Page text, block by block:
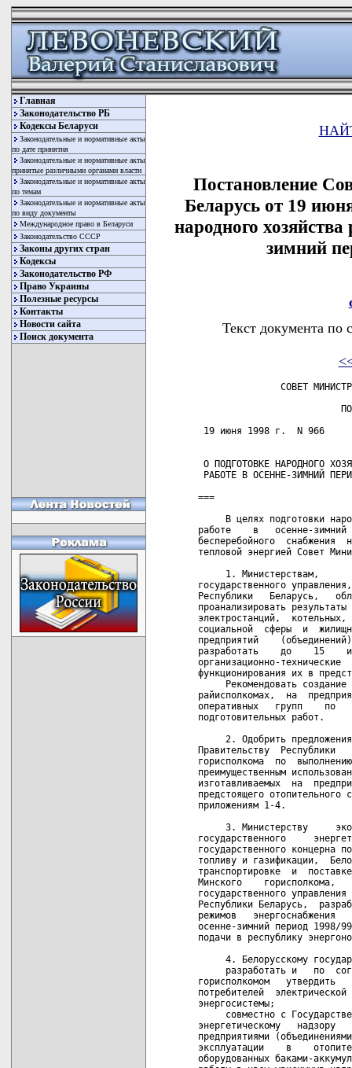
Главная
Законодательство РБ
Кодексы Беларуси
Законодательные и нормативные акты
по дате принятия
Законодательные и нормативные акты
принятые различными органами власти
Законодательные и нормативные акты
по темам
Законодательные и нормативные акты
по виду документы
Международное право в Беларуси
Законодательство СССР
Законы других стран
Кодексы
Законодательство РФ
Право Украины
Полезные ресурсы
Контакты
Новости сайта
Поиск документа
Постановление
Беларусь от 19
народного
зимний
Текст документа по
СОВЕТ МИНИСТРОВ РЕСПУБЛИКИ БЕЛАРУСЬ

                          ПОСТАНОВЛЕНИЕ

 19 июня 1998 г.  N 966                                      г.Минск


 О ПОДГОТОВКЕ НАРОДНОГО ХОЗЯЙСТВА РЕСПУБЛИКИ К
 РАБОТЕ В ОСЕННЕ-ЗИМНИЙ ПЕРИОД 1998/99 ГОДА

===

     В целях подготовки народного хозяйства республики к  устойчивой
работе    в   осенне-зимний   период   1998/99   года,   обеспечения
бесперебойного  снабжения  населения   топливом,   электрической   и
тепловой энергией Совет Министров Республики Беларусь ПОСТАНОВЛЯЕТ:

     1. Министерствам,      другим      республиканским      органам
государственного управления, объединениям, подчиненным Правительству
Республики   Беларусь,   облисполкомам   и   Минскому   горисполкому
проанализировать результаты работы в предыдущий  отопительный  сезон
электростанций,  котельных, электрических и тепловых сетей, объектов
социальной  сферы  и  жилищно-коммунального  хозяйства,  транспорта,
предприятий    (объединений),   организаций,   колхозов,   совхозов,
разработать    до    15    июля    1998     г.     и     реализовать
организационно-технические   мероприятия  по  обеспечению  надежного
функционирования их в предстоящий осенне-зимний период.
     Рекомендовать создание   при   облисполкомах,    горисполкомах,
райисполкомах,  на  предприятиях  (в  объединениях) и в организациях
оперативных   групп    по    координации    проведения    предзимних
подготовительных работ.

     2. Одобрить предложения министерств,  объединений,  подчиненных
Правительству  Республики   Беларусь,   облисполкомов   и   Минского
горисполкома  по  выполнению  капитального ремонта тепловых сетей (с
преимущественным использованием предварительно  изолированных  труб,
изготавливаемых  на  предприятиях  республики)  и  созданию к началу
предстоящего отопительного сезона запасов топочного мазута  согласно
приложениям 1-4.

     3. Министерству     экономики     с    участием    Белорусского
государственного     энергетического     концерна,      Белорусского
государственного концерна по нефти и химии, Белорусского концерна по
топливу и газификации,  Белорусского государственного предприятия по
транспортировке  и  поставке  газа  "Белтрансгаз",  облисполкомов  и
Минского    горисполкома,     других     республиканских     органов
государственного управления и объединений, подчиненных Правительству
Республики Беларусь,  разработать до 1  сентября  1998  г.  варианты
режимов   энергоснабжения   народного   хозяйства   и   населения  в
осенне-зимний период 1998/99 года в условиях  возможного  сокращения
подачи в республику энергоносителей.

     4. Белорусскому государственному энергетическому концерну:
     разработать и   по  согласованию  с  облисполкомами  и  Минским
горисполкомом   утвердить   графики   ограничений    и    отключений
потребителей  электрической  и тепловой энергии от сетей Белорусской
энергосистемы;
     совместно с Государственным  комитетом  по  энергосбережению  и
энергетическому   надзору   усилить   контроль   за   осуществлением
предприятиями (объединениями) и  организациями  мер  по  недопущению
эксплуатации    в    отопительный    период   электрокотельных,   не
оборудованных баками-аккумуляторами и  автоматикой,  исключающей  их
работу в часы максимума нагрузок энергосистемы.

     5. Республиканским    органам    государственного   управления,
объединениям,   подчиненным   Правительству   Республики   Беларусь,
облисполкомам и Минскому горисполкому:

     5.1. обеспечить   оплату   в   полном  объеме  соответствующими
предприятиями (объединениями) и  организациями  потребленных  ими  в
1998  году  природного  газа,  электрической  и  тепловой  энергии и
погашение задолженности за указанные энергоресурсы.
     Предприятиям (объединениям)  -  поставщикам  природного   газа,
электрической  и  тепловой энергии при заключении с их потребителями
договоров определять объемы поставки им  энергетических  ресурсов  в
зависимости от состояния дел с расчетами за эти ресурсы;

     5.2. принять конкретные меры по сокращению потребления топлива,
электрической и тепловой энергии в предстоящий отопительный период.
     Министерству экономики совместно с Белорусским  государственным
энергетическим   концерном,   Белорусским  концерном  по  топливу  и
газификации,  Государственным  комитетом   по   энергосбережению   и
энергетическому надзору определить до 10 июля 1998 г. в соответствии
с законодательством временный порядок лимитирования  в  IV  квартале
1998 г.  и I квартале 1999 г.  отпуска потребителям природного газа,
электрической  и  тепловой  энергии,   предусматривающий   изменение
договорных   величин   в   зависимости   от   уровня   оплаты   этих
энергоресурсов и выполнения целевых показателей по энергосбережению.

     6. Облисполкомам и Минскому горисполкому:
     принять меры  по  созданию   запасов   топлива   в   котельных,
обеспечивающих тепловой энергией жилищный фонд,  объекты социального
и коммунально-бытового назначения,  и установить постоянный контроль
за   проведением   предприятиями   (объединениями)  и  организациями
предзимних подготовительных работ;
     рассмотреть вопрос об обновлении парка снегоуборочных и  других
коммунальных  машин и оборудования и своевременной подготовке их для
работы в зимних условиях;
     с участием   Белорусского   государственного    энергетического
концерна, Министерства жилищно-коммунального хозяйства, Министерства
по   управлению